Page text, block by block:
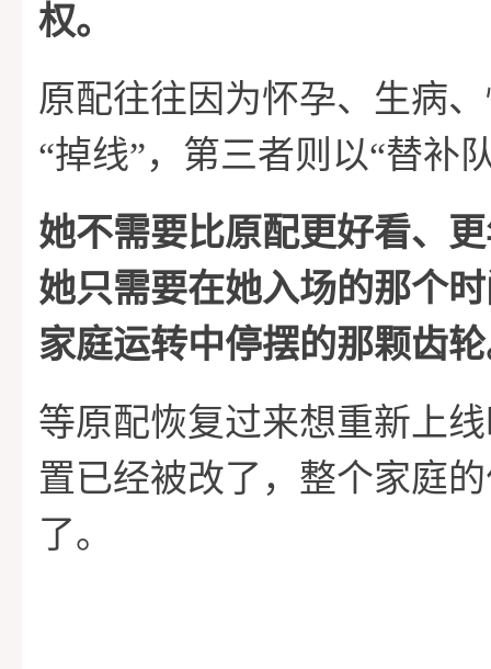
权。
原配往往因为怀孕、生病
“掉线”，第三者则以“替补
她不需要比原配更好看、
她只需要在她入场的那个
家庭运转中停摆的那颗齿
等原配恢复过来想重新上
置已经被改了，整个家庭
了。